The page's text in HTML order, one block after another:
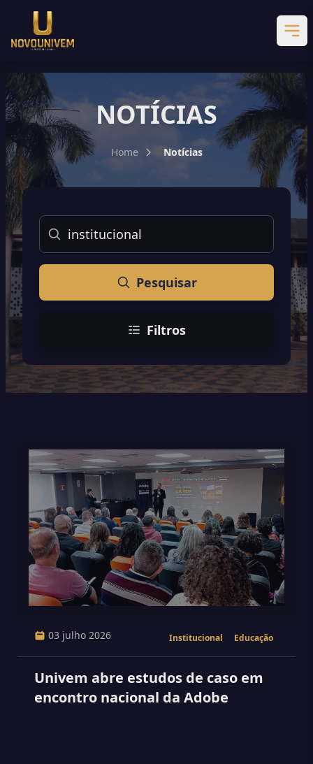
NOTÍCIAS
Home Notícias
Buscar
Pesquisar
Filtros
03 julho 2026 Institucional Educação
Univem abre estudos de caso em
encontro nacional da Adobe